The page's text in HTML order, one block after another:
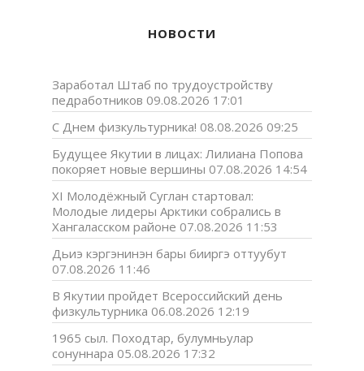
НОВОСТИ
Заработал Штаб по трудоустройству
педработников 09.08.2026 17:01
С Днем физкультурника! 08.08.2026 09:25
Будущее Якутии в лицах: Лилиана Попова
покоряет новые вершины 07.08.2026 14:54
XI Молодёжный Суглан стартовал:
Молодые лидеры Арктики собрались в
Хангаласском районе 07.08.2026 11:53
Дьиэ кэргэнинэн бары бииргэ оттуубут
07.08.2026 11:46
В Якутии пройдет Всероссийский день
физкультурника 06.08.2026 12:19
1965 сыл. Походтар, булумньулар
сонуннара 05.08.2026 17:32